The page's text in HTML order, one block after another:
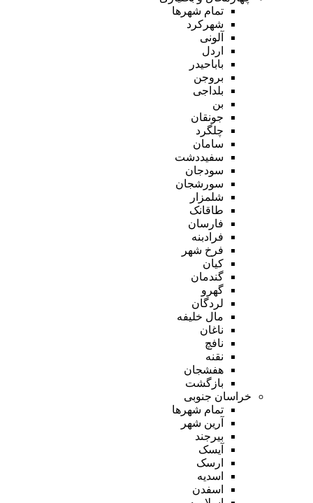
تمام شهر‌ها
شهرکرد
آلونی
اردل
باباحیدر
بروجن
بلداجی
بن
جونقان
چلگرد
سامان
سفیددشت
سودجان
سورشجان
شلمزار
طاقانک
فارسان
فرادبنه
فرخ شهر
کیان
گندمان
گهرو
لردگان
مال خلیفه
ناغان
نافچ
نقنه
هفشجان
بازگشت
خراسان جنوبی
تمام شهر‌ها
آرین شهر
بیرجند
آیسک
ارسک
اسدیه
اسفدن